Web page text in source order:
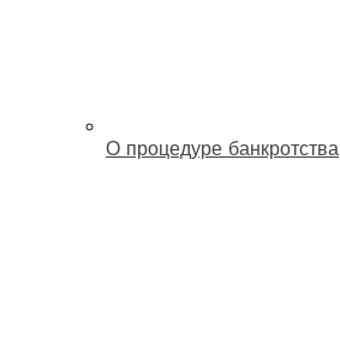
О процедуре банкротства